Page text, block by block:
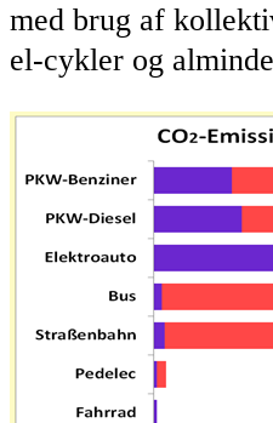
med brug af
el-cykler og